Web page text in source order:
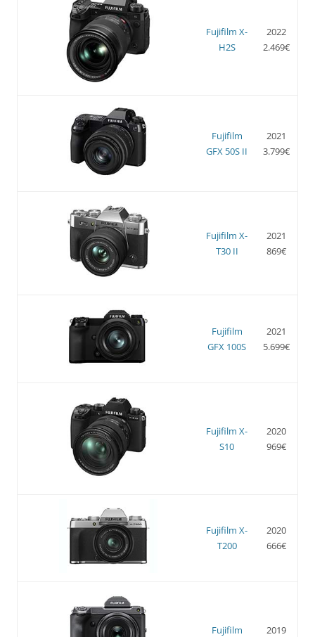
Fujifilm X-
H2S
2022
2.469€
Fujifilm
GFX 50S II
2021
3.799€
Fujifilm X-
T30 II
2021
869€
Fujifilm
GFX 100S
2021
5.699€
Fujifilm X-
S10
2020
969€
Fujifilm X-
T200
2020
666€
Fujifilm
2019